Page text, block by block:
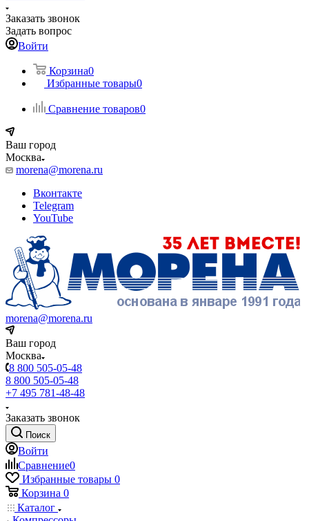
Заказать звонок
Задать вопрос
Войти
Корзина0
Избранные товары0
Сравнение товаров0
Ваш город
Москва
morena@morena.ru
Вконтакте
Telegram
YouTube
morena@morena.ru
Ваш город
Москва
8 800 505-05-48
8 800 505-05-48
+7 495 781-48-48
Заказать звонок
Поиск
Войти
Сравнение0
Избранные товары 0
Корзина 0
Каталог